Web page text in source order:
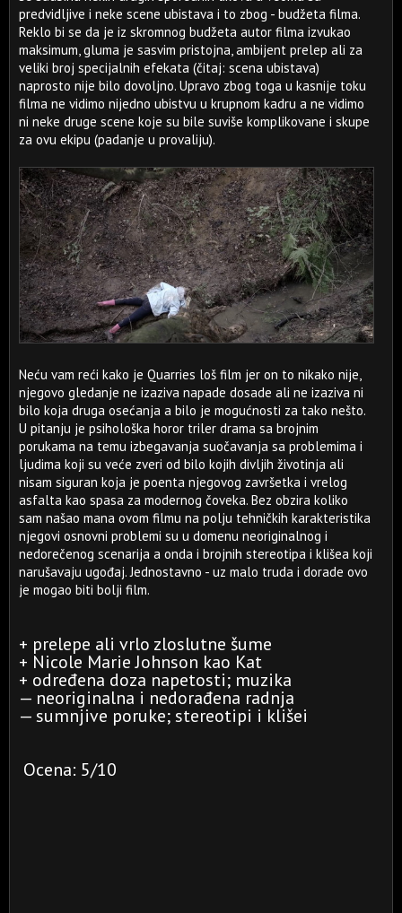
predvidljive i neke scene ubistava i to zbog - budžeta filma.
Reklo bi se da je iz skromnog budžeta autor filma izvukao
maksimum, gluma je sasvim pristojna, ambijent prelep ali za
veliki broj specijalnih efekata (čitaj: scena ubistava)
naprosto nije bilo dovoljno. Upravo zbog toga u kasnije toku
filma ne vidimo nijedno ubistvu u krupnom kadru a ne vidimo
ni neke druge scene koje su bile suviše komplikovane i skupe
za ovu ekipu (padanje u provaliju).
Neću vam reći kako je Quarries loš film jer on to nikako nije,
njegovo gledanje ne izaziva napade dosade ali ne izaziva ni
bilo koja druga osećanja a bilo je mogućnosti za tako nešto.
U pitanju je psihološka horor triler drama sa brojnim
porukama na temu izbegavanja suočavanja sa problemima i
ljudima koji su veće zveri od bilo kojih divljih životinja ali
nisam siguran koja je poenta njegovog završetka i vrelog
asfalta kao spasa za modernog čoveka. Bez obzira koliko
sam našao mana ovom filmu na polju tehničkih karakteristika
njegovi osnovni problemi su u domenu neoriginalnog i
nedorečenog scenarija a onda i brojnih stereotipa i klišea koji
narušavaju ugođaj. Jednostavno - uz malo truda i dorade ovo
je mogao biti bolji film.
+ prelepe ali vrlo zloslutne šume
+ Nicole Marie Johnson kao Kat
+ određena doza napetosti; muzika
— neoriginalna i nedorađena radnja
— sumnjive poruke; stereotipi i klišei
Ocena: 5/10